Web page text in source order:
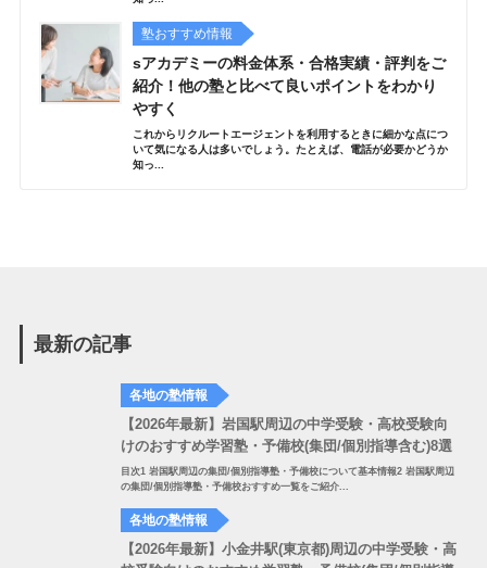
塾おすすめ情報
sアカデミーの料金体系・合格実績・評判をご
紹介！他の塾と比べて良いポイントをわかり
やすく
これからリクルートエージェントを利用するときに細かな点につ
いて気になる人は多いでしょう。たとえば、電話が必要かどうか
知っ...
最新の記事
各地の塾情報
【2026年最新】岩国駅周辺の中学受験・高校受験向
けのおすすめ学習塾・予備校(集団/個別指導含む)8選
目次1 岩国駅周辺の集団/個別指導塾・予備校について基本情報2 岩国駅周辺
の集団/個別指導塾・予備校おすすめ一覧をご紹介...
各地の塾情報
【2026年最新】小金井駅(東京都)周辺の中学受験・高